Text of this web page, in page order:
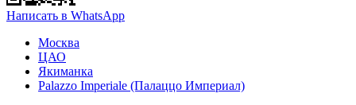
Написать в WhatsApp
Москва
ЦАО
Якиманка
Palazzo Imperialе (Палаццо Империал)